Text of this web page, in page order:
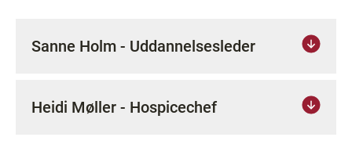
Sanne Holm - Uddannelsesleder
Heidi Møller - Hospicechef